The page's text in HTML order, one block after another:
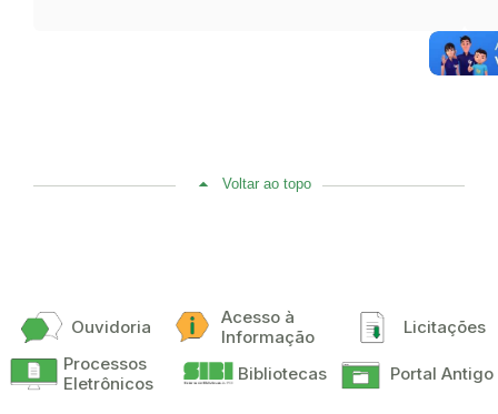
Voltar ao topo
Ouvidoria
Acesso à
Informação
Licitações
Processos
Eletrônicos
Bibliotecas Portal Antigo